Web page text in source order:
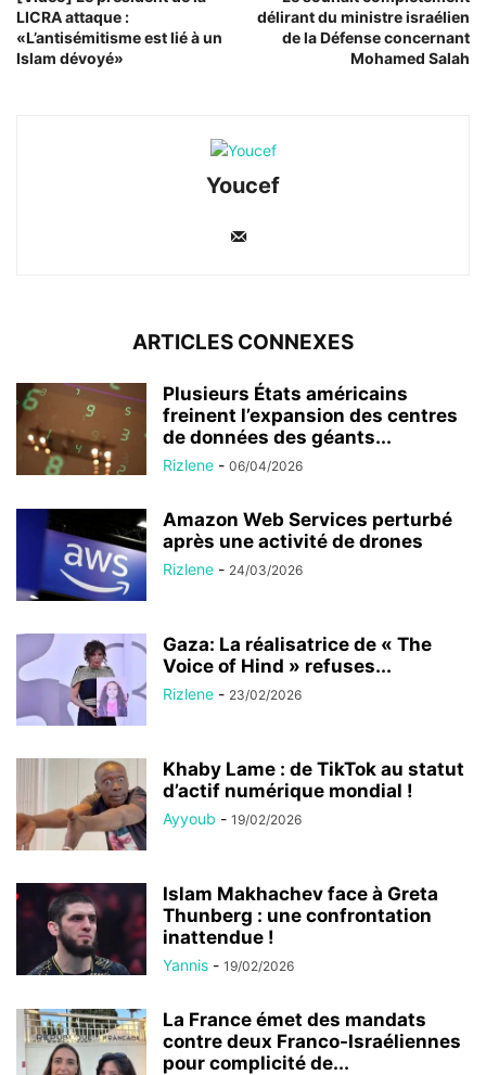
LICRA attaque :
«L’antisémitisme est lié à un
Islam dévoyé»
délirant du ministre israélien
de la Défense concernant
Mohamed Salah
Youcef
ARTICLES CONNEXES
Plusieurs États américains
freinent l’expansion des centres
de données des géants...
Rizlene - 06/04/2026
Amazon Web Services perturbé
après une activité de drones
Rizlene - 24/03/2026
Gaza: La réalisatrice de « The
Voice of Hind » refuses...
Rizlene - 23/02/2026
Khaby Lame : de TikTok au statut
d’actif numérique mondial !
Ayyoub - 19/02/2026
Islam Makhachev face à Greta
Thunberg : une confrontation
inattendue !
Yannis - 19/02/2026
La France émet des mandats
contre deux Franco-Israéliennes
pour complicité de...